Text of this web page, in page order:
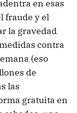
en esas
fraude y el
la gravedad
contra
(eso
de
las
gratuita en